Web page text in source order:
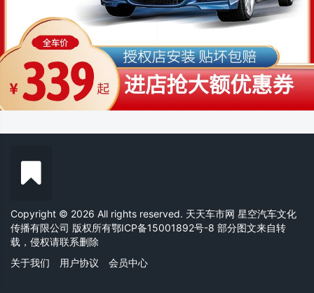
Copyright © 2026 All rights reserved. 天天车市网 星空汽车文化
传播有限公司 版权所有鄂ICP备15001892号-8 部分图文来自转
载，侵权请联系删除
关于我们
用户协议 会员中心